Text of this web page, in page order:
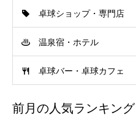
卓球ショップ・専門店
温泉宿・ホテル
卓球バー・卓球カフェ
前月の人気ランキング